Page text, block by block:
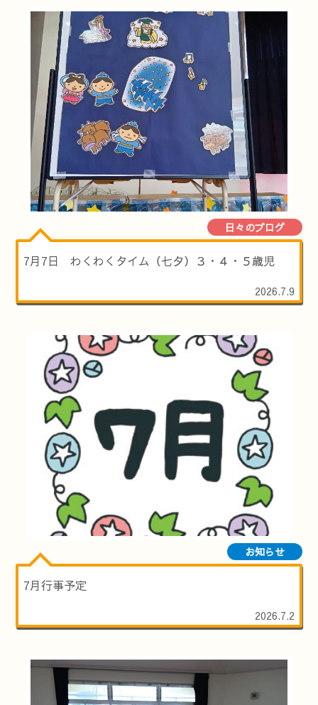
日々のブログ
7月7日 わくわくタイム（七夕）３・４・５歳児
2026.7.9
お知らせ
7月行事予定
2026.7.2